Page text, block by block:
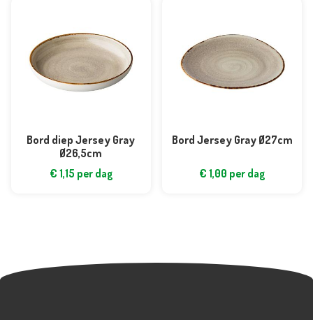
Bord diep Jersey Gray
Ø26,5cm
€ 1,15 per dag
Bord Jersey Gray Ø27cm
€ 1,00 per dag